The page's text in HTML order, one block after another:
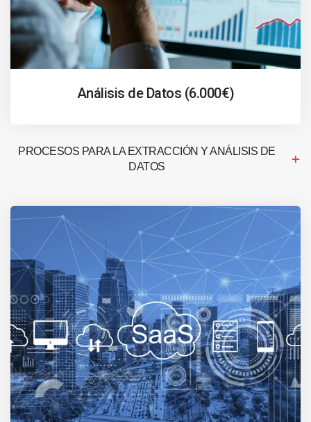
Análisis de Datos (6.000€)
PROCESOS PARA LA EXTRACCIÓN Y ANÁLISIS DE
DATOS